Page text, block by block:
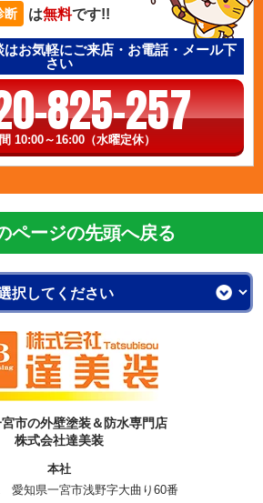
断 は無料です!!
お気軽にご来店・お電話・メール下
さい
825-257
10:00～16:00（水曜定休）
ページの先頭へ戻る
市の外壁塗装＆防水専門店
株式会社達美装
本社
愛知県一宮市浅野字大曲り60番